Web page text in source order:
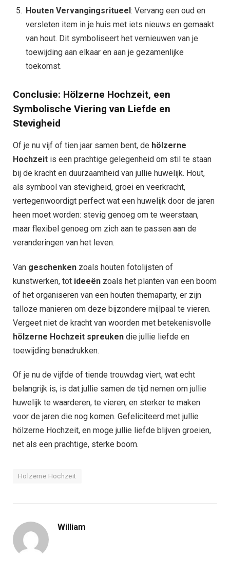
Houten Vervangingsritueel : Vervang een oud en
versleten item in je huis met iets nieuws en gemaakt
van hout. Dit symboliseert het vernieuwen van je
toewijding aan elkaar en aan je gezamenlijke
toekomst.
Conclusie: Hölzerne Hochzeit, een
Symbolische Viering van Liefde en
Stevigheid
Of je nu vijf of tien jaar samen bent, de hölzerne
Hochzeit is een prachtige gelegenheid om stil te staan
bij de kracht en duurzaamheid van jullie huwelijk. Hout,
als symbool van stevigheid, groei en veerkracht,
vertegenwoordigt perfect wat een huwelijk door de jaren
heen moet worden: stevig genoeg om te weerstaan,
maar flexibel genoeg om zich aan te passen aan de
veranderingen van het leven.
Van geschenken zoals houten fotolijsten of
kunstwerken, tot ideeën zoals het planten van een boom
of het organiseren van een houten themaparty, er zijn
talloze manieren om deze bijzondere mijlpaal te vieren.
Vergeet niet de kracht van woorden met betekenisvolle
hölzerne Hochzeit spreuken die jullie liefde en
toewijding benadrukken.
Of je nu de vijfde of tiende trouwdag viert, wat echt
belangrijk is, is dat jullie samen de tijd nemen om jullie
huwelijk te waarderen, te vieren, en sterker te maken
voor de jaren die nog komen. Gefeliciteerd met jullie
hölzerne Hochzeit, en moge jullie liefde blijven groeien,
net als een prachtige, sterke boom.
Hölzerne Hochzeit
William